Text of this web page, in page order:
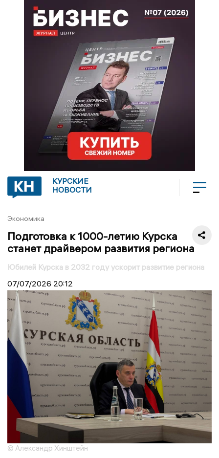
КУРСКИЕ
НОВОСТИ
Экономика
Подготовка к 1000-летию Курска
станет драйвером развития региона
Юбилей Курска в 2032 году ускорит развитие региона
07/07/2026 20:12
© Александр Хинштейн